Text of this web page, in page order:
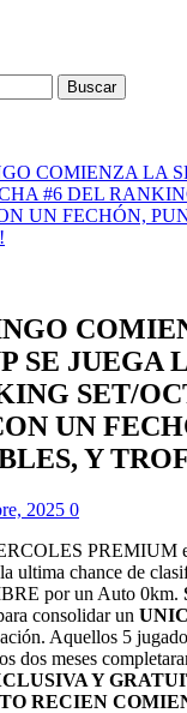
COMIENZA LA
#6 DEL
UN FECHÓN,
SE JUEGA
SET/
UN
Y
2025 0
PREMIUM
ultima chance de
por un Auto 0km.
consolidar un
Aquellos 5
dos meses
Y
RECIEN